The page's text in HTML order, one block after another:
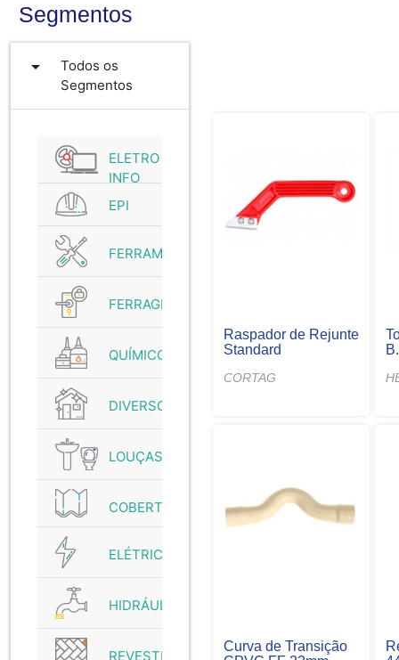
Segmentos
arrow_drop_down
Todos os
Segmentos
ELETRO
INFO
EPI
FERRAMENTAS
FERRAGENS
QUÍMICO
DIVERSOS
LOUÇAS
COBERTURAS
ELÉTRICO
HIDRÁULICO
REVESTIMENTO
Raspador de Rejunte
Standard
CORTAG
Curva de Transição